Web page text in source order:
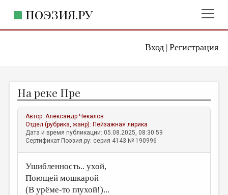
Вход| Регистрация
ПОЭЗИЯ.РУ
ЖАНРЫ
АВТОРЫ
КОММЕНТАРИИ
ЛИТСАЛОН
НОВОСТИ
ПРАВИЛА САЙТА
На реке Пре
Автор:Александр Чекалов
Отдел (рубрика, жанр): Пейзажная лирика
Дата и время публикации: 05.08.2025, 08:30:59
Сертификат Поэзия.ру: серия 4143 № 190996
Ушибленность.. ухой,
Поющей мошкарой
(В урёме-то глухой!)...